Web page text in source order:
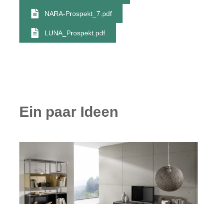
NARA-Prospekt_7.pdf
LUNA_Prospekt.pdf
Ein paar Ideen